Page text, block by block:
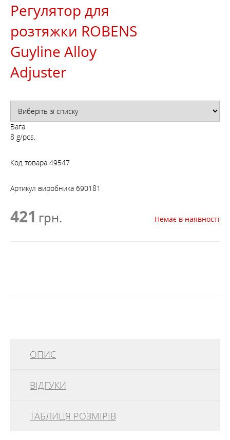
Регулятор для
розтяжки ROBENS
Guyline Alloy
Adjuster
Вага
8 g/pcs.
Код товара 49547
Артикул виробника 690181
421 грн. Немає в наявності
ОПИС
ROBENS Guyline Alloy Adjuster - це алюмінієві
ОСОБЛИВОСТІ
ВІДГУКИ
ТАБЛИЦЯ РОЗМІРІВ